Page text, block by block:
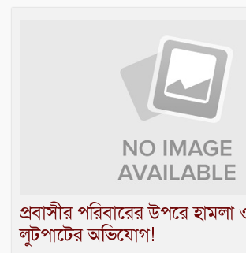
প্রবাসীর পরিবারের উপরে হামলা ও
লুটপাটের অভিযোগ!